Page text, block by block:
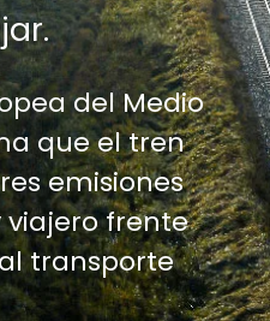
del Medio
que el tren
emisiones
frente
transporte